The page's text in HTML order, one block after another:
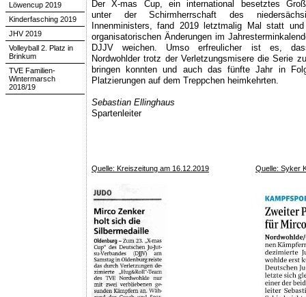
Der X-mas Cup, ein international besetztes
unter der Schirmherrschaft des
Innenministers, fand 2019 letztmalig Mal statt
organisatorischen Änderungen im
DJJV weichen. Umso erfreulicher ist es,
Nordwohlder trotz der Verletzungsmisere die Serie
bringen konnten und auch das fünfte Jahr in
Platzierungen auf dem Treppchen heimkehrten.
Sebastian Ellinghaus
Spartenleiter
Quelle: Kreiszeitung am 16.12.2019 Quelle: Syker
Löwencup 2019
Kinderfasching 2019
JHV 2019
Volleyball 2. Platz in
Brinkum
TVE Familien-
Wintermarsch
2018/19